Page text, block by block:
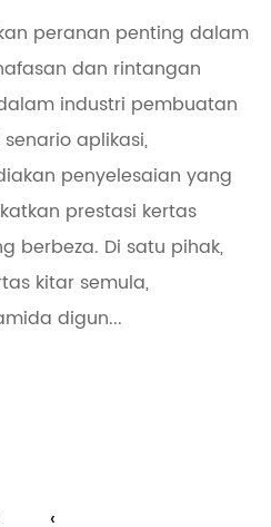
peranan penting dalam
dan rintangan
industri pembuatan
aplikasi,
penyelesaian yang
prestasi kertas
berbeza. Di satu pihak,
kitar semula,
digun...
‹